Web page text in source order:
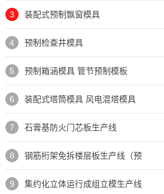
3 装配式预制飘窗模具
4 预制检查井模具
5 预制箱涵模具 管节预制模板
6 装配式塔筒模具 风电混塔模具
7 石膏基防火门芯板生产线
8 钢筋桁架免拆楼层板生产线（预
9 集约化立体运行成组立模生产线